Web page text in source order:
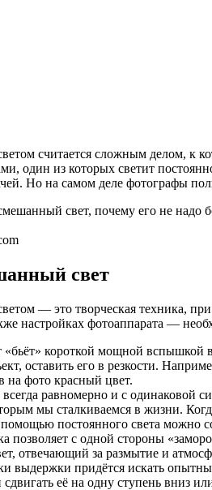
считается сложным делом, к
один из которых светит
Но на самом деле фотографы
свет, почему его не надо
свет
— это творческая техника,
настройках фотоаппарата —
короткой мощной вспышкой в
оставить его в резкости.
на фото красный цвет.
равномерно и с одинаковой
мы сталкиваемся в жизни.
постоянного света можно
с одной стороны
отвечающий за размытие и
придётся искать опытным
её на одну ступень вниз